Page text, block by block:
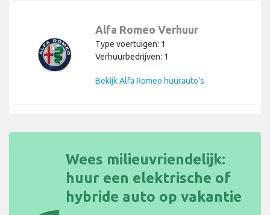
Alfa Romeo Verhuur
Type voertuigen: 1
Verhuurbedrijven: 1
Bekijk Alfa Romeo huurauto's
Wees milieuvriendelijk:
huur een elektrische of
hybride auto op vakantie